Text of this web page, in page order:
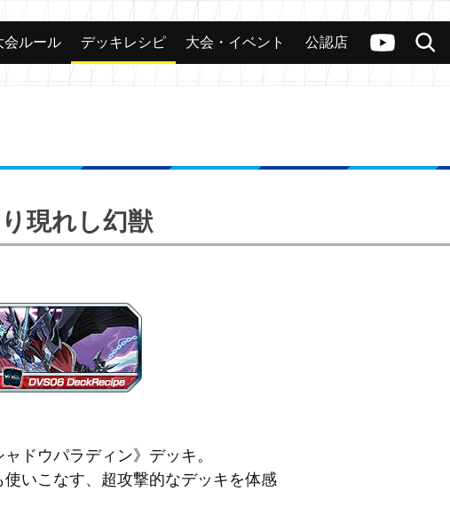
ヴァンガードch
検索
カード 大会 公認店舗 その他
会ルール デッキレシピ 大会・イベント 公認店
現れし幻獣
ドウパラディン》デッキ。
いこなす、超攻撃的なデッキを体感